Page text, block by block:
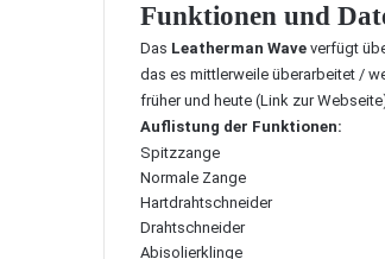
Funktionen und
Das Leatherman Wave verfügt
das es mittlerweile überarbeitet /
früher und heute (Link zur Webseite
Auflistung der Funktionen:
Spitzzange
Normale Zange
Hartdrahtschneider
Drahtschneider
Abisolierklinge